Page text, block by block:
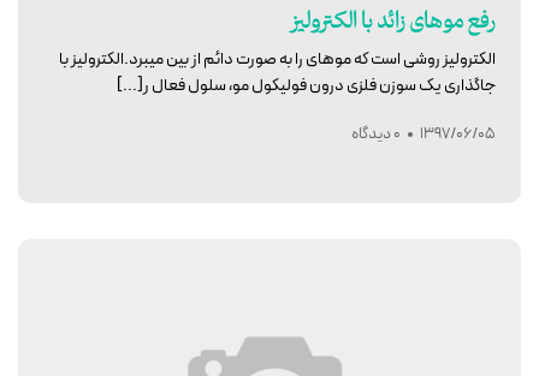
رفع موهای زائد با الکترولیز
الکترولیز روشی است که موهای را به صورت دائم از بین میبرد.الکترولیز با
جاگذاری یک سوزن فلزی درون فولیکول مو، سلول فعال ر[...]
1397/06/05 0 دیدگاه